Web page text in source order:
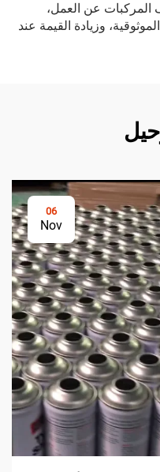
المركبات عن العمل،
وزيادة القيمة عند
06
Nov